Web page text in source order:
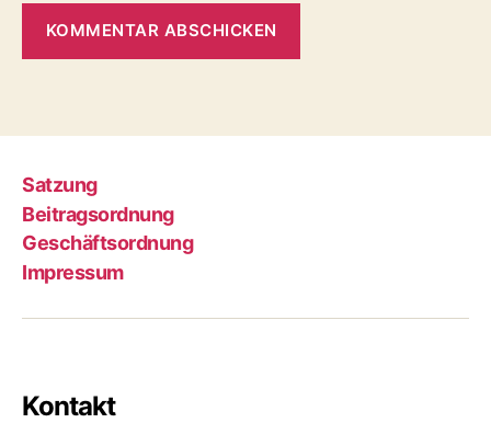
Satzung
Beitragsordnung
Geschäftsordnung
Impressum
Kontakt